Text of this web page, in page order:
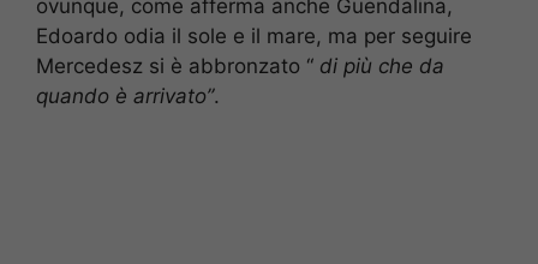
ovunque, come afferma anche Guendalina,
Edoardo odia il sole e il mare, ma per seguire
Mercedesz si è abbronzato “ di più che da
quando è arrivato”.